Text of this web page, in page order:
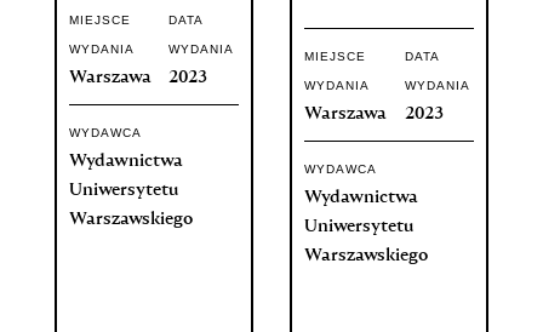
MIEJSCE
WYDANIA
Warszawa
DATA
WYDANIA
2023
WYDAWCA
Wydawnictwa
Uniwersytetu
Warszawskiego
MIEJSCE
WYDANIA
Warszawa
DATA
WYDANIA
2023
WYDAWCA
Wydawnictwa
Uniwersytetu
Warszawskiego